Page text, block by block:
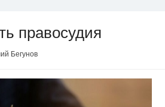
правосудия
Бегунов